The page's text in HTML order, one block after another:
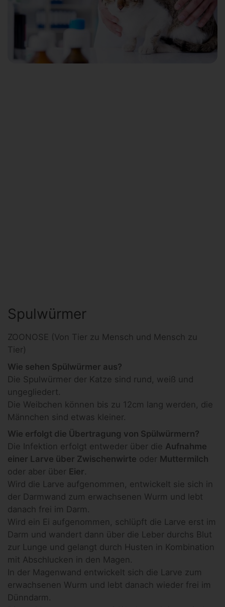
Spulwürmer
ZOONOSE (Von Tier zu Mensch und Mensch zu
Tier)
Wie sehen Spülwürmer aus?
Die Spulwürmer der Katze sind rund, weiß und
ungegliedert.
Die Weibchen können bis zu 12cm lang werden, die
Männchen sind etwas kleiner.
Wie erfolgt die Übertragung von Spülwürmern?
Die Infektion erfolgt entweder über die Aufnahme
einer Larve über Zwischenwirte oder Muttermilch
oder aber über Eier.
Wird die Larve aufgenommen, entwickelt sie sich in
der Darmwand zum erwachsenen Wurm und lebt
danach frei im Darm.
Wird ein Ei aufgenommen, schlüpft die Larve erst im
Darm und wandert dann über die Leber durchs Blut
zur Lunge und gelangt durch Husten in Kombination
mit Abschlucken in den Magen.
In der Magenwand entwickelt sich die Larve zum
erwachsenen Wurm und lebt danach wieder frei im
Dünndarm.